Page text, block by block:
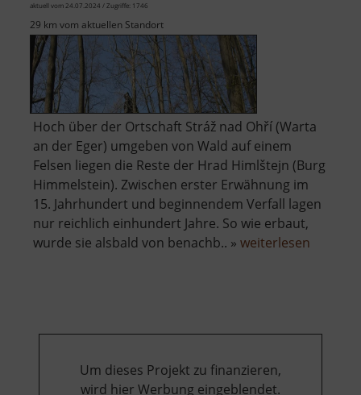
aktuell vom 24.07.2024 / Zugriffe: 1746
29 km vom aktuellen Standort
Hoch über der Ortschaft Stráž nad Ohří (Warta
an der Eger) umgeben von Wald auf einem
Felsen liegen die Reste der Hrad Himlštejn (Burg
Himmelstein). Zwischen erster Erwähnung im
15. Jahrhundert und beginnendem Verfall lagen
nur reichlich einhundert Jahre. So wie erbaut,
wurde sie alsbald von benachb.. » weiterlesen
Um dieses Projekt zu finanzieren,
wird hier Werbung eingeblendet.